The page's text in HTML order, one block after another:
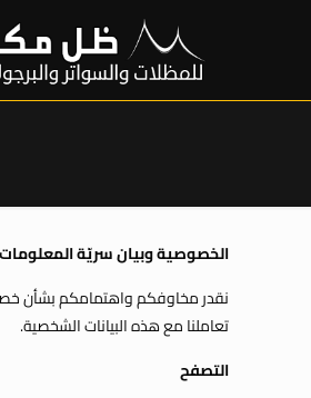
الخصوصية وبيان سريّة المعلومات
نقدر مخاوفكم واهتمامكم بشأن
تعاملنا مع هذه البيانات الشخصية.
التصفح